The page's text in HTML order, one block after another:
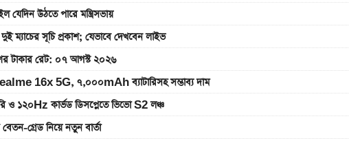
যেদিন উঠতে পারে মন্ত্রিসভায়
দুই ম্যাচের সূচি প্রকাশ; যেভাবে দেখবেন লাইভ
টাকার রেট: ০৭ আগস্ট ২০২৬
16x 5G, ৭,০০০mAh ব্যাটারিসহ সম্ভাব্য দাম
ও ১২০Hz কার্ভড ডিসপ্লেতে ভিভো S2 লঞ্চ
গ্রেড নিয়ে নতুন বার্তা